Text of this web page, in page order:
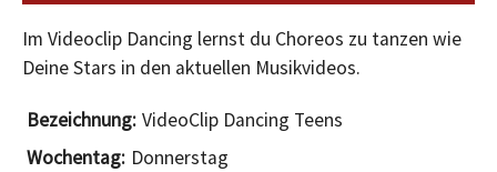
Im Videoclip Dancing lernst du Choreos zu tanzen wie
Deine Stars in den aktuellen Musikvideos.
VideoClip Dancing Teens
Donnerstag